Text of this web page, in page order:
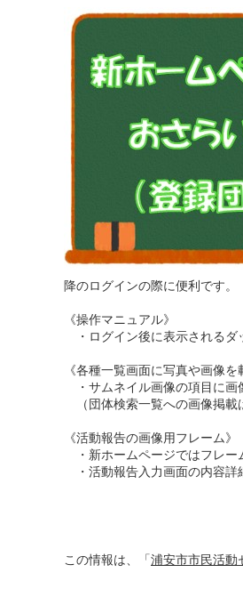
降のログインの際に便利です。
《操作マニュアル》
・ログイン後に表示されるダ
《各種一覧画面に写真や画像を
・サムネイル画像の項目に画
（団体検索一覧への画像掲載
《活動報告の画像用フレーム》
・新ホームページではフレー
・活動報告入力画面の内容詳
この情報は、「浦安市市民活動